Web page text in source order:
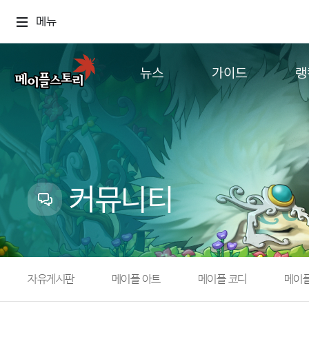
메뉴
뉴스
업데이트
이벤트
캐시샵 공지
메이플 알림판
with maple
가이드
추가정보
컨텐
커뮤니티
자유게시판 메이플 아트 메이플 코디 메이